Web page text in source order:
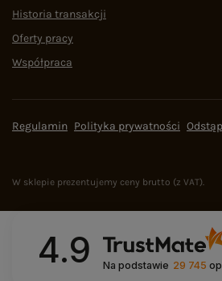
Historia transakcji
Oferty pracy
Współpraca
Regulamin Polityka prywatności
W sklepie prezentujemy ceny brutto (z VAT).
4.9 Na podstawie 29 745